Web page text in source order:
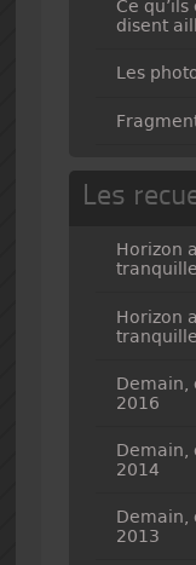
Ce
disent
Les
Les
Horizon
Horizon
Demain,
2016
Demain,
2014
Demain,
2013